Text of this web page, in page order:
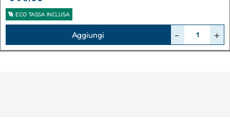
ECO TASSA INCLUSA
Aggiungi